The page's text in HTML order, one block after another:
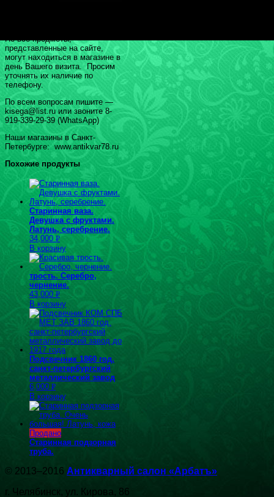
Не все предметы,
представленные на сайте,
могут находиться в магазине в
день Вашего визита. Просим
уточнять их наличие по
телефону.
По всем вопросам пишите —
kisega@list.ru или звоните 8-
919-339-29-39 (WhatsApp)
Наши магазины в Санкт-
Петербурге: www.antikvar78.ru
Похожие продукты
Старинная ваза.
Девушка с фруктами.
Латунь, серебрение.
34,000 Р
УБ.
В корзину
трость. Серебро,
чернение.
43,000 Р
УБ.
В корзину
Подсвечник 1860 год.
санкт-петербургский
металлический завод
6,000 Р
УБ.
В корзину
Продано
Старинная подзорная
труба.
© 2013–2016 Антикварный салон «Арбатъ»
г. Челябинск, ул. Кирова, 86